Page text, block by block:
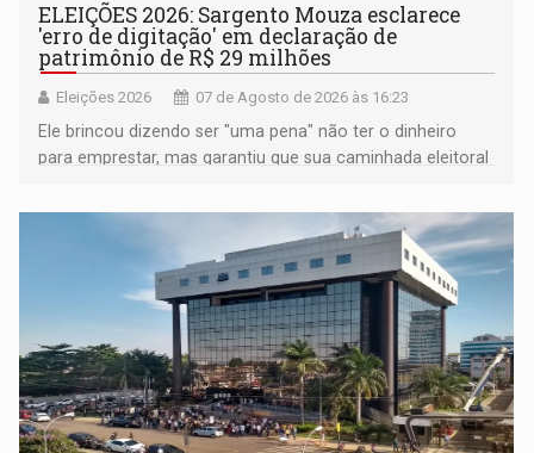
ELEIÇÕES 2026: Sargento Mouza esclarece
'erro de digitação' em declaração de
patrimônio de R$ 29 milhões
Eleições 2026 07 de Agosto de 2026 às 16:23
Ele brincou dizendo ser "uma pena" não ter o dinheiro
para emprestar, mas garantiu que sua caminhada eleitoral